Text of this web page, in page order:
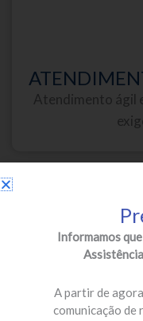
Atendimento ágil
Informamos
A partir de
comunicação de